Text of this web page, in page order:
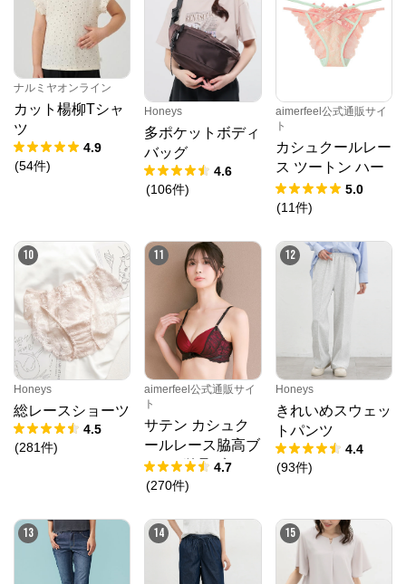
ナルミヤオンライン
カット楊柳Tシャ
ツ
4.9
(54件)
Honeys
多ポケットボディ
バッグ
4.6
(106件)
aimerfeel公式通販サイ
ト
カシュクールレー
ス ツートン ハー
フバックショーツ
5.0
(11件)
10
Honeys
総レースショーツ
4.5
(281件)
11
aimerfeel公式通販サイ
ト
サテン カシュク
ールレース脇高ブ
ラ(R) 単品ブラジ
ャー
4.7
(270件)
12
Honeys
きれいめスウェッ
トパンツ
4.4
(93件)
13 14 15
クロスプラス オンラインストア
公式ECサイト
※外部サイトが開きます
からのコメン
N.O.R.C (ノーク)、JUNKO SHIMADA (ジュンコシマ
ダ) 、ATSURO TAYAMA（アツロウ タヤマ）、
ALPHA CUBIC (アルファーキュービック)、DECOY
(デコイ)、Petit Honfleur (プチオンフルール)、
DERMASHARE (ダーマシェア)など、20 代～ 40 代の
大人女子ブランドを中心に、多くの人気ブランドをラ
インナップ。
レディースファッションを中心に、ライフスタイルを
豊かにするオリジナルアイテムをご提案します。